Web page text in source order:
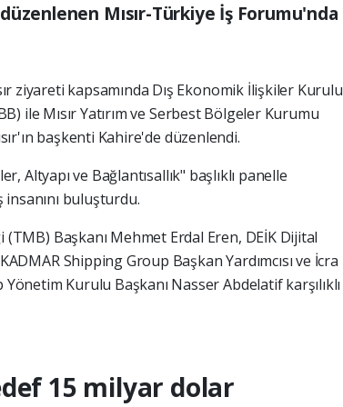
Mısır-Türkiye İş Forumu'nda
ziyareti kapsamında Dış Ekonomik İlişkiler Kurulu
ile Mısır Yatırım ve Serbest Bölgeler Kurumu
başkenti Kahire'de düzenlendi.
Altyapı ve Bağlantısallık" başlıklı panelle
insanını buluşturdu.
Başkanı Mehmet Erdal Eren, DEİK Dijital
Shipping Group Başkan Yardımcısı ve İcra
Kurulu Başkanı Nasser Abdelatif karşılıklı
15 milyar dolar